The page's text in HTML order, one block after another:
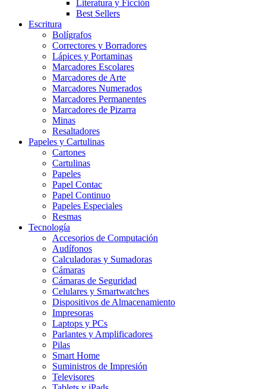
Literatura y Ficción
Best Sellers
Escritura
Bolígrafos
Correctores y Borradores
Lápices y Portaminas
Marcadores Escolares
Marcadores de Arte
Marcadores Numerados
Marcadores Permanentes
Marcadores de Pizarra
Minas
Resaltadores
Papeles y Cartulinas
Cartones
Cartulinas
Papeles
Papel Contac
Papel Continuo
Papeles Especiales
Resmas
Tecnología
Accesorios de Computación
Audífonos
Calculadoras y Sumadoras
Cámaras
Cámaras de Seguridad
Celulares y Smartwatches
Dispositivos de Almacenamiento
Impresoras
Laptops y PCs
Parlantes y Amplificadores
Pilas
Smart Home
Suministros de Impresión
Televisores